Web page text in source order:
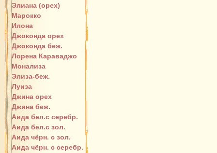
Элиана (орех)
Марокко
Илона
Джоконда орех
Джоконда беж.
Лорена Караваджо
Монализа
Элиза-беж.
Луиза
Джина орех
Джина беж.
Аида бел.с серебр.
Аида бел.с зол.
Аида чёрн. с зол.
Аида чёрн. с серебр.